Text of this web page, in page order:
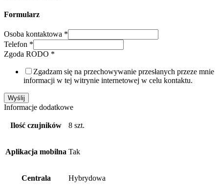
Formularz
Osoba kontaktowa *
Telefon *
Zgoda RODO *
Zgadzam się na przechowywanie przesłanych przeze mnie
informacji w tej witrynie internetowej w celu kontaktu.
Wyślij
Informacje dodatkowe
Ilość czujników 8 szt.
Aplikacja mobilna Tak
Centrala Hybrydowa